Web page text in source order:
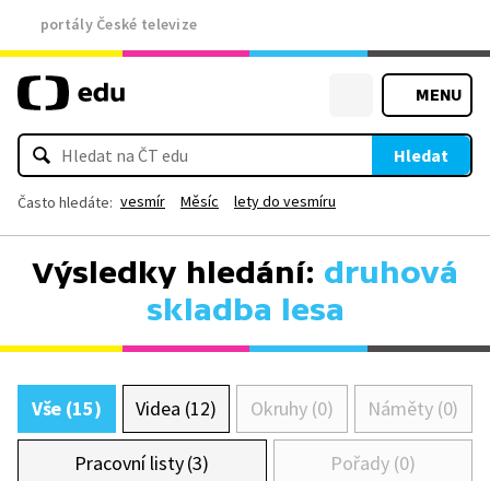
portály České televize
MENU
Hledat
Často hledáte: vesmír Měsíc lety do vesmíru
Výsledky hledání: druhová
skladba lesa
Vše (15) Videa (12) Okruhy (0) Náměty (0)
Pracovní listy (3) Pořady (0)